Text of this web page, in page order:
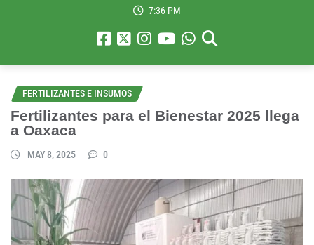
7:36 PM
FERTILIZANTES E INSUMOS
Fertilizantes para el Bienestar 2025 llega
a Oaxaca
MAY 8, 2025 0